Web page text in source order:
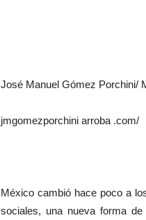
José Manuel Gómez
jmgomezporchini arroba
México cambió hace poco a
sociales, una nueva forma